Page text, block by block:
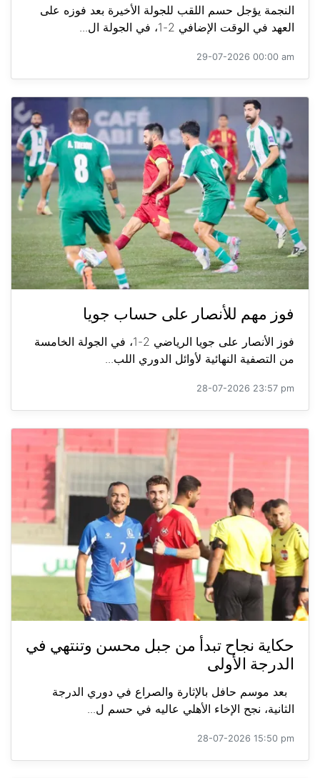
النجمة يؤجل حسم اللقب للجولة الأخيرة بعد فوزه على
العهد في الوقت الإضافي 2-1، في الجولة ال...
29-07-2026 00:00 am
فوز مهم للأنصار على حساب جويا
فوز الأنصار على جويا الرياضي 2-1، في الجولة الخامسة
من التصفية النهائية لأوائل الدوري اللب...
28-07-2026 23:57 pm
حكاية نجاح تبدأ من جبل محسن وتنتهي في
الدرجة الأولى
بعد موسم حافل بالإثارة والصراع في دوري الدرجة
الثانية، نجح الإخاء الأهلي عاليه في حسم ل...
28-07-2026 15:50 pm